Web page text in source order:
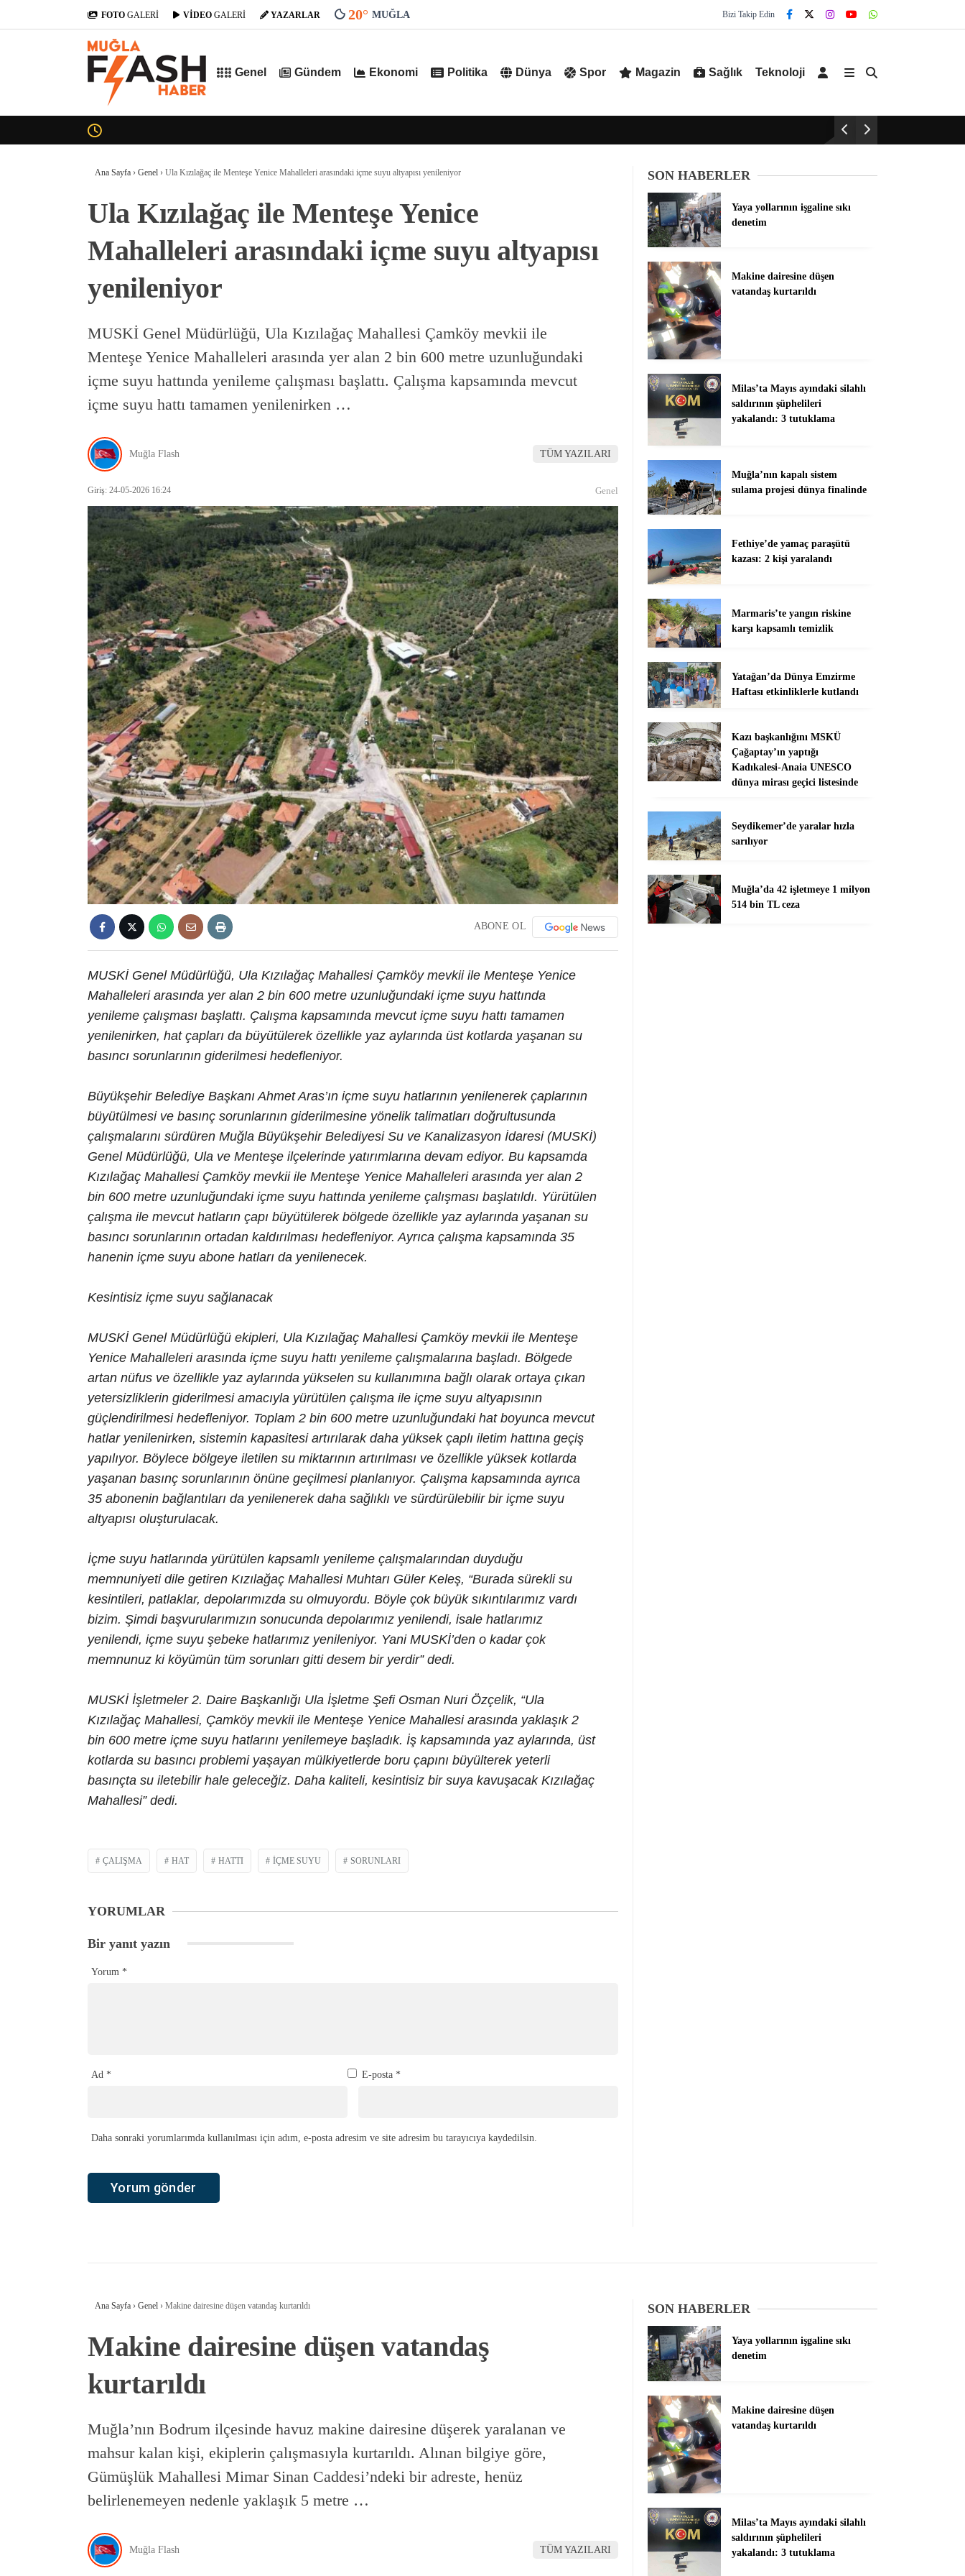
FOTO GALERİ VİDEO GALERİ YAZARLAR 20° MUĞLA Bizi Takip Edin
Genel Gündem Ekonomi Politika Dünya Spor Magazin Sağlık Teknoloji
Ana Sayfa › Genel › Ula Kızılağaç ile Menteşe Yenice Mahalleleri arasındaki içme suyu altyapısı yenileniyor
Ula Kızılağaç ile Menteşe Yenice
Mahalleleri arasındaki içme suyu altyapısı
yenileniyor
MUSKİ Genel Müdürlüğü, Ula Kızılağaç Mahallesi Çamköy mevkii ile
Menteşe Yenice Mahalleleri arasında yer alan 2 bin 600 metre uzunluğundaki
içme suyu hattında yenileme çalışması başlattı. Çalışma kapsamında mevcut
içme suyu hattı tamamen yenilenirken …
Muğla Flash TÜM YAZILARI
Giriş: 24-05-2026 16:24 Genel
ABONE OL
MUSKİ Genel Müdürlüğü, Ula Kızılağaç Mahallesi Çamköy mevkii ile Menteşe Yenice
Mahalleleri arasında yer alan 2 bin 600 metre uzunluğundaki içme suyu hattında
yenileme çalışması başlattı. Çalışma kapsamında mevcut içme suyu hattı tamamen
yenilenirken, hat çapları da büyütülerek özellikle yaz aylarında üst kotlarda yaşanan su
basıncı sorunlarının giderilmesi hedefleniyor.
Büyükşehir Belediye Başkanı Ahmet Aras’ın içme suyu hatlarının yenilenerek çaplarının
büyütülmesi ve basınç sorunlarının giderilmesine yönelik talimatları doğrultusunda
çalışmalarını sürdüren Muğla Büyükşehir Belediyesi Su ve Kanalizasyon İdaresi (MUSKİ)
Genel Müdürlüğü, Ula ve Menteşe ilçelerinde yatırımlarına devam ediyor. Bu kapsamda
Kızılağaç Mahallesi Çamköy mevkii ile Menteşe Yenice Mahalleleri arasında yer alan 2
bin 600 metre uzunluğundaki içme suyu hattında yenileme çalışması başlatıldı. Yürütülen
çalışma ile mevcut hatların çapı büyütülerek bölgede özellikle yaz aylarında yaşanan su
basıncı sorunlarının ortadan kaldırılması hedefleniyor. Ayrıca çalışma kapsamında 35
hanenin içme suyu abone hatları da yenilenecek.
Kesintisiz içme suyu sağlanacak
MUSKİ Genel Müdürlüğü ekipleri, Ula Kızılağaç Mahallesi Çamköy mevkii ile Menteşe
Yenice Mahalleleri arasında içme suyu hattı yenileme çalışmalarına başladı. Bölgede
artan nüfus ve özellikle yaz aylarında yükselen su kullanımına bağlı olarak ortaya çıkan
yetersizliklerin giderilmesi amacıyla yürütülen çalışma ile içme suyu altyapısının
güçlendirilmesi hedefleniyor. Toplam 2 bin 600 metre uzunluğundaki hat boyunca mevcut
hatlar yenilenirken, sistemin kapasitesi artırılarak daha yüksek çaplı iletim hattına geçiş
yapılıyor. Böylece bölgeye iletilen su miktarının artırılması ve özellikle yüksek kotlarda
yaşanan basınç sorunlarının önüne geçilmesi planlanıyor. Çalışma kapsamında ayrıca
35 abonenin bağlantıları da yenilenerek daha sağlıklı ve sürdürülebilir bir içme suyu
altyapısı oluşturulacak.
İçme suyu hatlarında yürütülen kapsamlı yenileme çalışmalarından duyduğu
memnuniyeti dile getiren Kızılağaç Mahallesi Muhtarı Güler Keleş, “Burada sürekli su
kesintileri, patlaklar, depolarımızda su olmuyordu. Böyle çok büyük sıkıntılarımız vardı
bizim. Şimdi başvurularımızın sonucunda depolarımız yenilendi, isale hatlarımız
yenilendi, içme suyu şebeke hatlarımız yenileniyor. Yani MUSKİ’den o kadar çok
memnunuz ki köyümün tüm sorunları gitti desem bir yerdir” dedi.
MUSKİ İşletmeler 2. Daire Başkanlığı Ula İşletme Şefi Osman Nuri Özçelik, “Ula
Kızılağaç Mahallesi, Çamköy mevkii ile Menteşe Yenice Mahallesi arasında yaklaşık 2
bin 600 metre içme suyu hatlarını yenilemeye başladık. İş kapsamında yaz aylarında, üst
kotlarda su basıncı problemi yaşayan mülkiyetlerde boru çapını büyülterek yeterli
basınçta su iletebilir hale geleceğiz. Daha kaliteli, kesintisiz bir suya kavuşacak Kızılağaç
Mahallesi” dedi.
ÇALIŞMA HAT HATTI İÇME SUYU SORUNLARI
YORUMLAR
Bir yanıt yazın
Yorum *
Ad * E-posta *
Daha sonraki yorumlarımda kullanılması için adım, e-posta adresim ve site adresim bu tarayıcıya kaydedilsin.
SON HABERLER
Yaya yollarının işgaline sıkı
denetim
Makine dairesine düşen
vatandaş kurtarıldı
Milas’ta Mayıs ayındaki silahlı
saldırının şüphelileri
yakalandı: 3 tutuklama
Muğla’nın kapalı sistem
sulama projesi dünya finalinde
Fethiye’de yamaç paraşütü
kazası: 2 kişi yaralandı
Marmaris’te yangın riskine
karşı kapsamlı temizlik
Yatağan’da Dünya Emzirme
Haftası etkinliklerle kutlandı
Kazı başkanlığını MSKÜ
Çağaptay’ın yaptığı
Kadıkalesi-Anaia UNESCO
dünya mirası geçici listesinde
Seydikemer’de yaralar hızla
sarılıyor
Muğla’da 42 işletmeye 1 milyon
514 bin TL ceza
Ana Sayfa › Genel › Makine dairesine düşen vatandaş kurtarıldı
Makine dairesine düşen vatandaş
kurtarıldı
Muğla’nın Bodrum ilçesinde havuz makine dairesine düşerek yaralanan ve
mahsur kalan kişi, ekiplerin çalışmasıyla kurtarıldı. Alınan bilgiye göre,
Gümüşlük Mahallesi Mimar Sinan Caddesi’ndeki bir adreste, henüz
belirlenemeyen nedenle yaklaşık 5 metre …
Muğla Flash TÜM YAZILARI
SON HABERLER
Yaya yollarının işgaline sıkı
denetim
Makine dairesine düşen
vatandaş kurtarıldı
Milas’ta Mayıs ayındaki silahlı
saldırının şüphelileri
yakalandı: 3 tutuklama